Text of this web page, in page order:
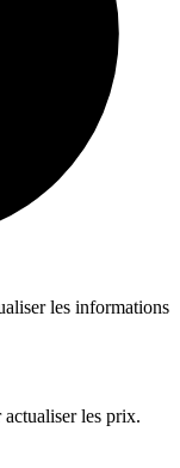
les informations
les prix.